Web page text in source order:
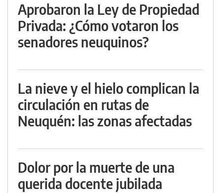
Aprobaron la Ley de Propiedad
Privada: ¿Cómo votaron los
senadores neuquinos?
La nieve y el hielo complican la
circulación en rutas de
Neuquén: las zonas afectadas
Dolor por la muerte de una
querida docente jubilada